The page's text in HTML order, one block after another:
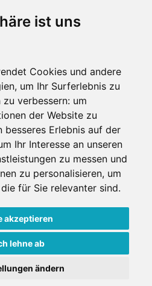
ist uns
Cookies und andere
um Ihr Surferlebnis zu
verbessern: um
der Website zu
besseres Erlebnis auf der
Ihr Interesse an unseren
zu messen und
zu personalisieren, um
für Sie relevanter sind.
akzeptieren
lehne ab
ändern